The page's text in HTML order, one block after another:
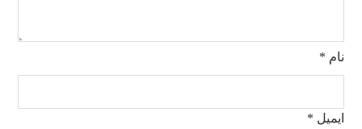
نام *
ایمیل *